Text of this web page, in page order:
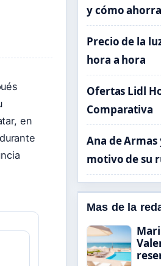
en
y cómo
Precio de la
hora a hora
Ofertas Lidl
Comparativa
Ana de Armas
motivo de su
Mas de la